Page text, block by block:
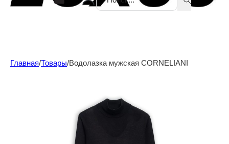
Главная/Товары/Водолазка мужская CORNELIANI